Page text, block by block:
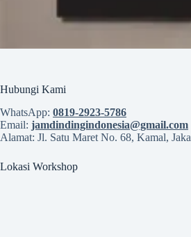
Hubungi Kami
WhatsApp: 0819‑2923‑5786
Email: jamdindingindonesia@gmail.com
Alamat: Jl. Satu Maret No. 68, Kamal,
Lokasi Workshop